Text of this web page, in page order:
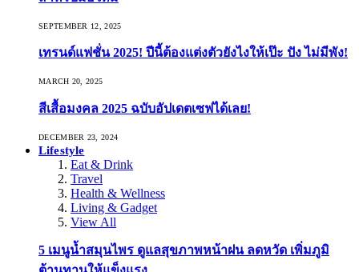
SEPTEMBER 12, 2025
เทรนด์แฟชั่น 2025! ปีนี้ต้องแต่งตัวยังไงให้เป๊ะ ปัง ไม่มีพัง!
MARCH 20, 2025
สีเสื้อมงคล 2025 ฉบับอัปเดตเซฟได้เลย!
DECEMBER 23, 2024
Lifestyle
Eat & Drink
Travel
Health & Wellness
Living & Gadget
View All
5 เมนูน้ำสมุนไพร ดูแลสุขภาพหน้าฝน ลดหวัด เพิ่มภูมิ